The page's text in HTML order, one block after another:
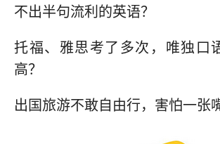
不出半句流利的英语？
托福、雅思考了多次，唯独口
高？
出国旅游不敢自由行，害怕一张